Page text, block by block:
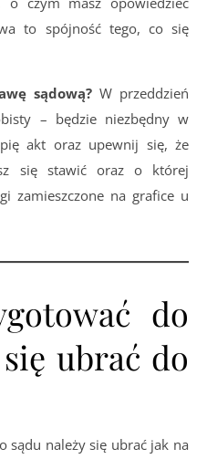
to spójność tego, co się
sądową?W przeddzień
– będzie niezbędny w
akt oraz upewnij się, że
się stawić oraz o której
zamieszczone na grafice u
do
ubrać do
sądu należy się ubrać jak na